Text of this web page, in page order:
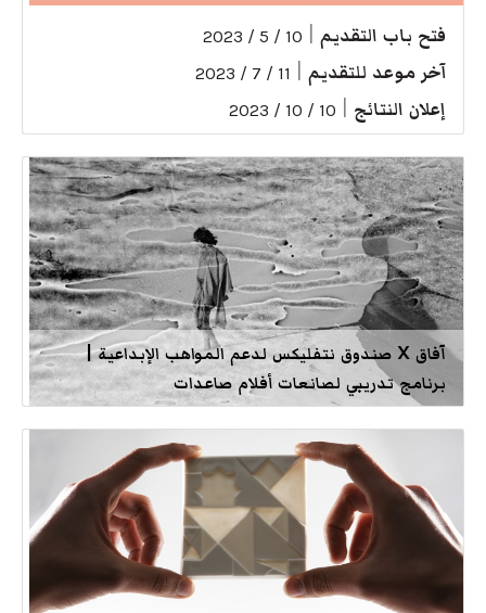
فتح باب التقديم 10 / 5 / 2023
آخر موعد للتقديم 11 / 7 / 2023
إعلان النتائج 10 / 10 / 2023
آفاق X صندوق نتفليكس لدعم المواهب الإبداعية |
برنامج تدريبي لصانعات أفلام صاعدات